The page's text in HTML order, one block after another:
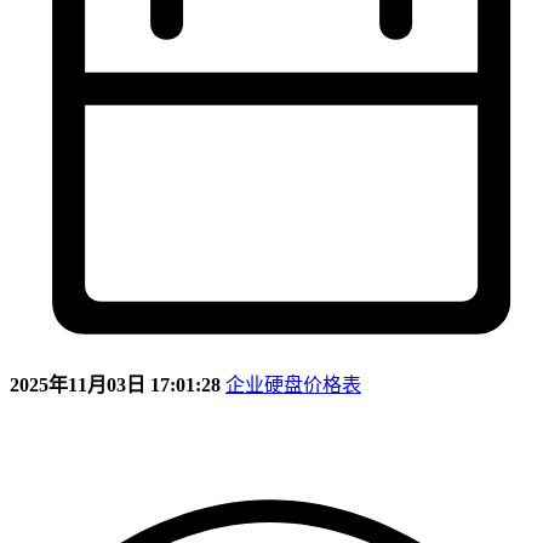
2025年11月03日 17:01:28 企业硬盘价格表